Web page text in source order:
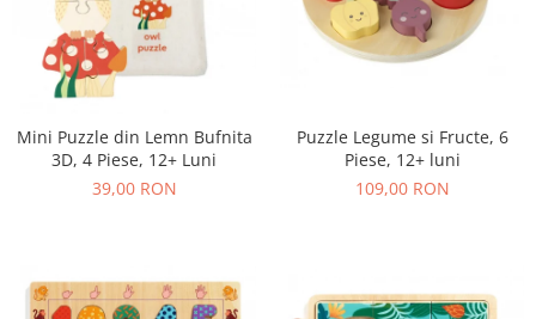
Mini Puzzle din Lemn Bufnita
3D, 4 Piese, 12+ Luni
39,00 RON
Puzzle Legume si Fructe, 6
Piese, 12+ luni
109,00 RON